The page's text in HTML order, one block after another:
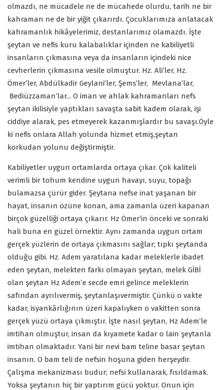
olmazdı, ne mücadele ne de mücahede olurdu, tarih ne bir
kahraman ne de bir yiğit çıkarırdı. Çocuklarımıza anlatacak
kahramanlık hikâyelerimiz, destanlarımız olamazdı. İşte
şeytan ve nefis kuru kalabalıklar içinden ne kabiliyetli
insanların çıkmasına veya da insanların içindeki nice
cevherlerin çıkmasına vesile olmuştur. Hz. Ali’ler, Hz.
Ömer’ler, Abdülkadir Geylani’ler, Şems’ler, Mevlana’lar,
Bediüzzaman’lar... O iman ve ahlak kahramanları nefs
şeytan ikilisiyle yaptıkları savaşta sabit kadem olarak, işi
ciddiye alarak, pes etmeyerek kazanmışlardır bu savaşı.Öyle
ki nefis onlara Allah yolunda hizmet etmiş,şeytan
korkudan yolunu değiştirmiştir.
Kabiliyetler uygun ortamlarda ortaya çıkar. Çok kaliteli
verimli bir tohum kendine uygun havayı, suyu, topağı
bulamazsa çürür gider. Şeytana nefse inat yaşanan bir
hayat, insanın özüne konan, ama zamanla üzeri kapanan
birçok güzelliği ortaya çıkarır. Hz Ömer’in önceki ve sonraki
hali buna en güzel örnektir. Aynı zamanda uygun ortam
gerçek yüzlerin de ortaya çıkmasını sağlar; tıpkı şeytanda
olduğu gibi. Hz. Adem yaratılana kadar meleklerle ibadet
eden şeytan, melekten farkı olmayan şeytan, melek GİBİ
olan şeytan Hz Adem’e secde emri gelince meleklerin
safından ayrılıvermiş, şeytanlaşıvermiştir. Çünkü o vakte
kadar, isyankârlığının üzeri kapalıyken o vakitten sonra
gerçek yüzü ortaya çıkmıştır. İşte nasıl şeytan, Hz Adem’le
imtihan olmuştur, insan da kıyamete kadar o lain şeytanla
imtihan olmaktadır. Yani bir nevi bam teline basar şeytan
insanın. O bam teli de nefsin hoşuna giden herşeydir.
Çalışma mekanizması budur; nefsi kullanarak, fısıldamak.
Yoksa şeytanın hiç bir yaptırım gücü yoktur. Onun için